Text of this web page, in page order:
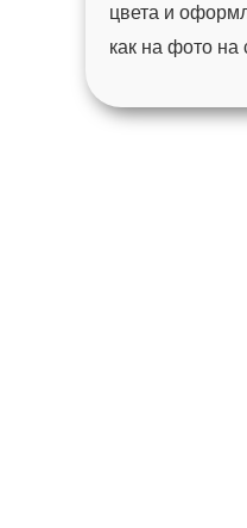
цвета и
как на фото